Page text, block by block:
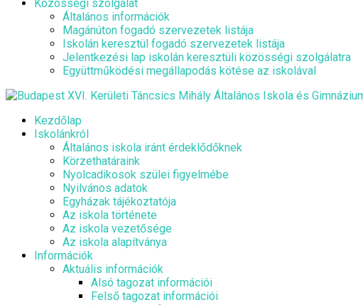
Közösségi szolgálat
Általános információk
Magánúton fogadó szervezetek listája
Iskolán keresztül fogadó szervezetek listája
Jelentkezési lap iskolán keresztüli közösségi szolgálatra
Együttműködési megállapodás kötése az iskolával
Kezdőlap
Iskolánkról
Általános iskola iránt érdeklődőknek
Körzethatáraink
Nyolcadikosok szülei figyelmébe
Nyilvános adatok
Egyházak tájékoztatója
Az iskola története
Az iskola vezetősége
Az iskola alapítványa
Információk
Aktuális információk
Alsó tagozat információi
Felső tagozat információi